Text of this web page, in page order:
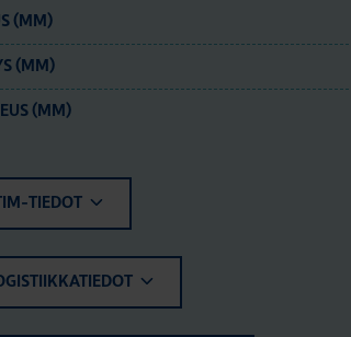
(MM)
(MM)
(MM)
TIEDOT